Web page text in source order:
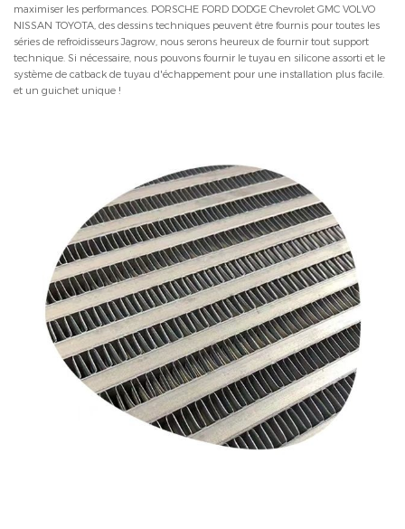
maximiser les performances. PORSCHE FORD DODGE Chevrolet GMC VOLVO
NISSAN TOYOTA, des dessins techniques peuvent être fournis pour toutes les
séries de refroidisseurs Jagrow, nous serons heureux de fournir tout support
technique. Si nécessaire, nous pouvons fournir le tuyau en silicone assorti et le
système de catback de tuyau d'échappement pour une installation plus facile.
et un guichet unique !